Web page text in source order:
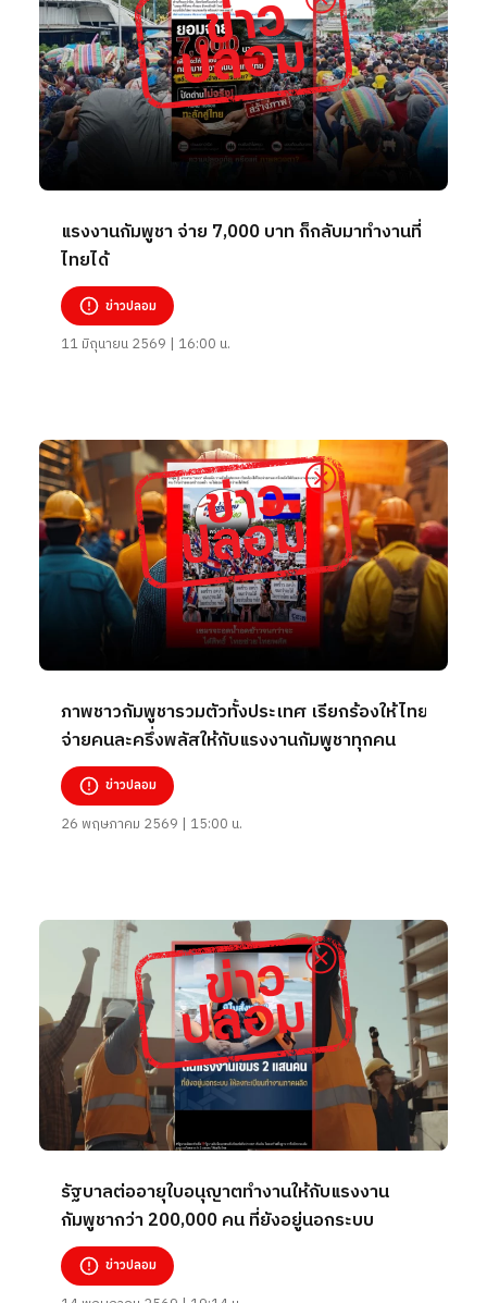
แรงงานกัมพูชา จ่าย 7,000 บาท ก็กลับมาทำงานที่
ไทยได้
ข่าวปลอม
11 มิถุนายน 2569 | 16:00 น.
ภาพชาวกัมพูชารวมตัวทั้งประเทศ เรียกร้องให้ไทย
จ่ายคนละครึ่งพลัสให้กับแรงงานกัมพูชาทุกคน
ข่าวปลอม
26 พฤษภาคม 2569 | 15:00 น.
รัฐบาลต่ออายุใบอนุญาตทำงานให้กับแรงงาน
กัมพูชากว่า 200,000 คน ที่ยังอยู่นอกระบบ
ข่าวปลอม